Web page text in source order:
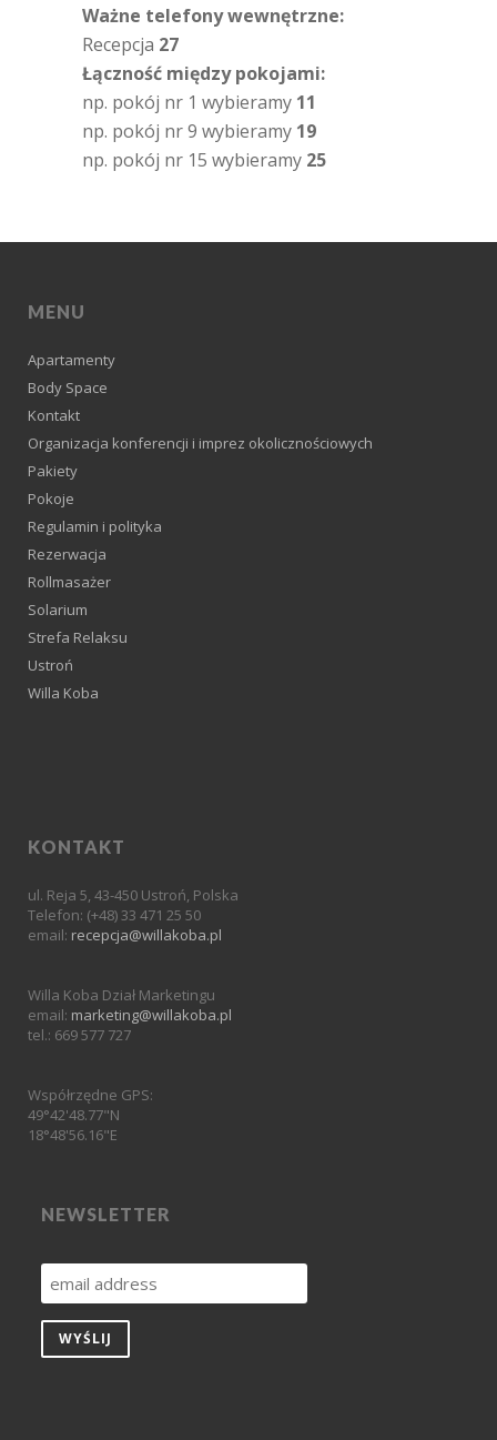
Ważne telefony wewnętrzne:
Recepcja 27
Łączność między pokojami:
np. pokój nr 1 wybieramy 11
np. pokój nr 9 wybieramy 19
np. pokój nr 15 wybieramy 25
MENU
Apartamenty
Body Space
Kontakt
Organizacja konferencji i imprez okolicznościowych
Pakiety
Pokoje
Regulamin i polityka
Rezerwacja
Rollmasażer
Solarium
Strefa Relaksu
Ustroń
Willa Koba
KONTAKT
ul. Reja 5, 43-450 Ustroń, Polska
Telefon: (+48) 33 471 25 50
email: recepcja@willakoba.pl
Willa Koba Dział Marketingu
email: marketing@willakoba.pl
tel.: 669 577 727
Współrzędne GPS:
49°42'48.77"N
18°48'56.16"E
NEWSLETTER